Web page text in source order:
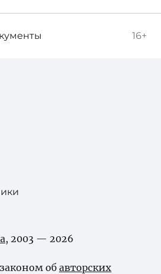
16+
, 2003 — 2026
об авторских